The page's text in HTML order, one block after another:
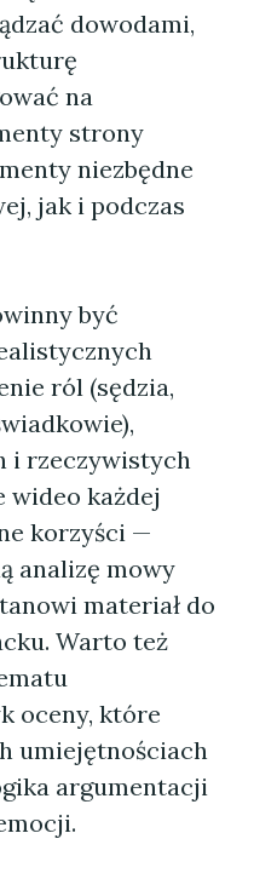
dowodami,
na
strony
niezbędne
jak i podczas
być
ról (sędzia,
i rzeczywistych
wideo każdej
korzyści —
analizę mowy
materiał do
Warto też
oceny, które
umiejętnościach
argumentacji